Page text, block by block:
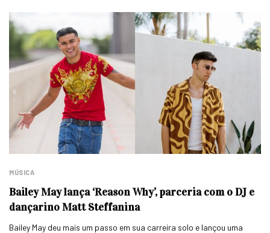
MÚSICA
Bailey May lança ‘Reason Why’, parceria com o DJ e
dançarino Matt Steffanina
Bailey May deu mais um passo em sua carreira solo e lançou uma